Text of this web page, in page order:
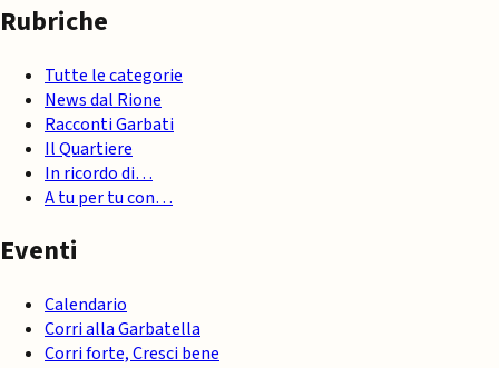
Rubriche
Tutte le categorie
News dal Rione
Racconti Garbati
Il Quartiere
In ricordo di…
A tu per tu con…
Eventi
Calendario
Corri alla Garbatella
Corri forte, Cresci bene